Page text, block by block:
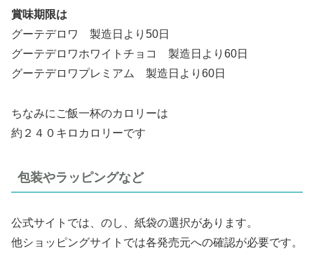
賞味期限は
グーテデロワ 製造日より50日
グーテデロワホワイトチョコ 製造日より60日
グーテデロワプレミアム 製造日より60日
ちなみにご飯一杯のカロリーは
約２４０キロカロリーです
包装やラッピングなど
公式サイトでは、のし、紙袋の選択があります。
他ショッピングサイトでは各発売元への確認が必要です。